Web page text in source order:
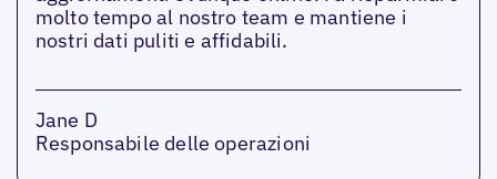
molto tempo al nostro team e mantiene i
nostri dati puliti e affidabili.
Jane D
Responsabile delle operazioni